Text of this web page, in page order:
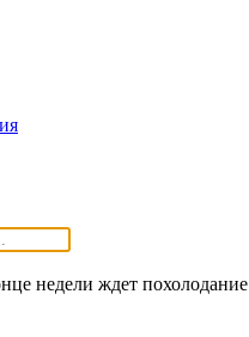
недели ждет похолодание